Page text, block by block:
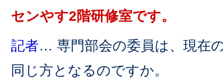
センやす2階研修室です。
記者… 専門部会の委員は、現在
同じ方となるのですか。